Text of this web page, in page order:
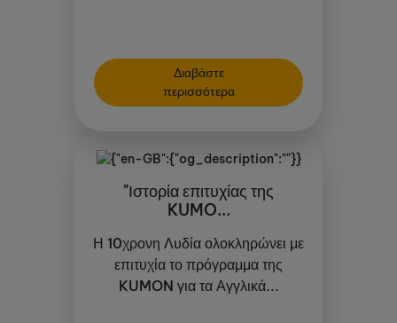
Διαβάστε
περισσότερα
"Ιστορία επιτυχίας της
KUMO...
Η 10χρονη Λυδία ολοκληρώνει με
επιτυχία το πρόγραμμα της
KUMON για τα Αγγλικά...